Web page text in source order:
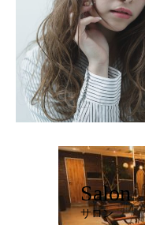
Salon
サロン